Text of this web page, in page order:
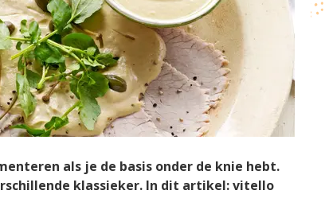
als je de basis onder de knie hebt.
klassieker. In dit artikel: vitello